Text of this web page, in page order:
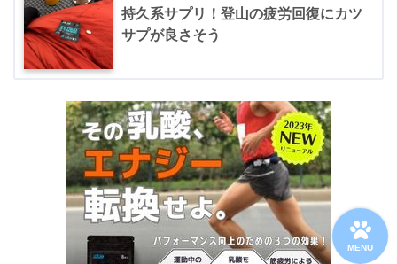
持久系サプリ！登山の疲労回復にカツ
サプが良さそう
MENU